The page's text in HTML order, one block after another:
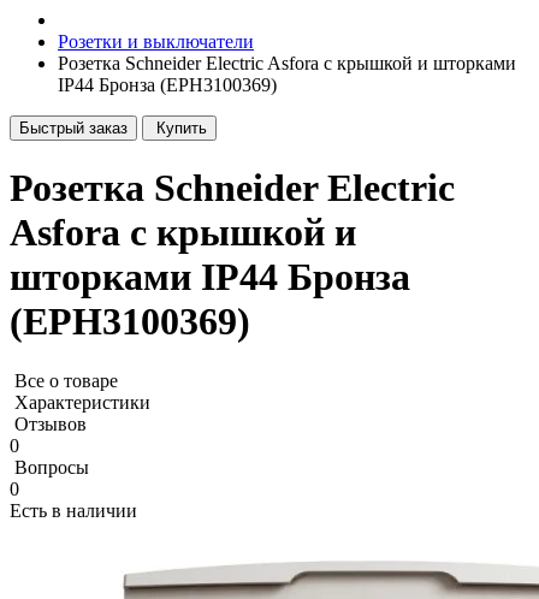
Розетки и выключатели
Розетка Schneider Electric Asfora с крышкой и шторками
IP44 Бронза (EPH3100369)
Быстрый заказ Купить
Розетка Schneider Electric
Asfora с крышкой и
шторками IP44 Бронза
(EPH3100369)
Все о товаре
Характеристики
Отзывов
0
Вопросы
0
Есть в наличии